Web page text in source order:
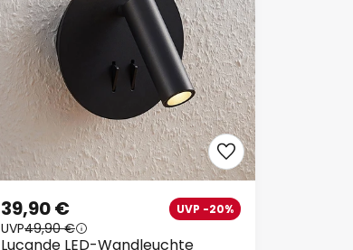
Lucande LED-Wandleuchte
39,90 € UVP -20%
UVP49,90 €